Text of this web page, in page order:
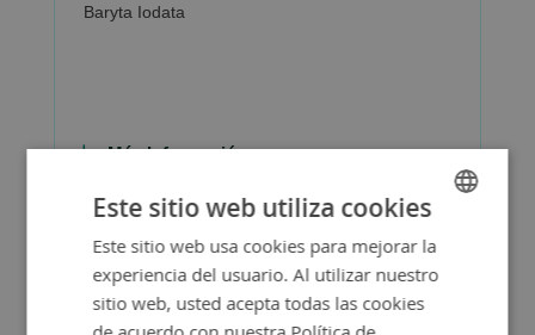
Baryta Iodata
Más Información
SPANISH
ENGLISH
Este sitio web utiliza cookies
Este sitio web usa cookies para mejorar la
experiencia del usuario. Al utilizar nuestro
sitio web, usted acepta todas las cookies